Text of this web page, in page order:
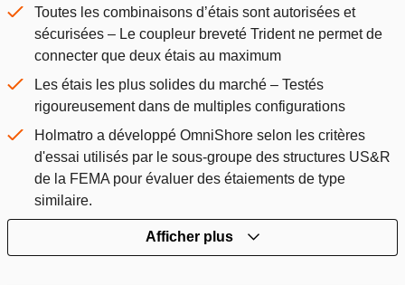
Toutes les combinaisons d’étais sont autorisées et
sécurisées – Le coupleur breveté Trident ne permet de
connecter que deux étais au maximum
Les étais les plus solides du marché – Testés
rigoureusement dans de multiples configurations
Holmatro a développé OmniShore selon les critères
d'essai utilisés par le sous-groupe des structures US&R
de la FEMA pour évaluer des étaiements de type
similaire.
Afficher plus